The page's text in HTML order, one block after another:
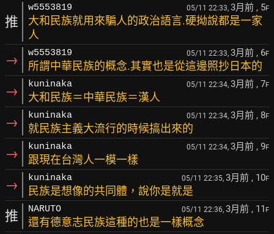
推
w5553819 05/11 22:33, 3月前 , 5F
大和民族就用來騙人的政治語言.硬拗說都是一家
人
→ w5553819 05/11 22:33, 3月前 , 6F
所謂中華民族的概念.其實也是從這邊照抄日本的
→ kuninaka 05/11 22:34, 3月前 , 7F
大和民族＝中華民族＝漢人
→ kuninaka 05/11 22:34, 3月前 , 8F
就民族主義大流行的時候搞出來的
→ kuninaka 05/11 22:34, 3月前 , 9F
跟現在台灣人一模一樣
→ kuninaka 05/11 22:35, 3月前 , 10F
民族是想像的共同體，說你是就是
推 NARUTO 05/11 22:36, 3月前 , 11 F
還有德意志民族這種的也是一樣概念